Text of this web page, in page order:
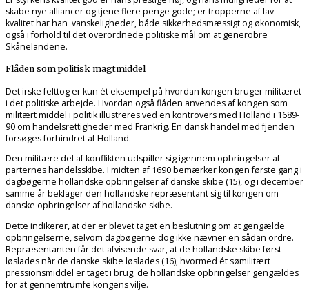
skabe nye alliancer og tjene flere penge gode; er tropperne af lav
kvalitet har han vanskeligheder, både sikkerhedsmæssigt og økonomisk,
også i forhold til det overordnede politiske mål om at generobre
Skånelandene.
Flåden som politisk magtmiddel
Det irske felttog er kun ét eksempel på hvordan kongen bruger militæret
i det politiske arbejde. Hvordan også flåden anvendes af kongen som
militært middel i politik illustreres ved en kontrovers med Holland i 1689-
90 om handelsrettigheder med Frankrig. En dansk handel med fjenden
forsøges forhindret af Holland.
Den militære del af konflikten udspiller sig igennem opbringelser af
parternes handelsskibe. I midten af 1690 bemærker kongen første gang i
dagbøgerne hollandske opbringelser af danske skibe (15), og i december
samme år beklager den hollandske repræsentant sig til kongen om
danske opbringelser af hollandske skibe.
Dette indikerer, at der er blevet taget en beslutning om at gengælde
opbringelserne, selvom dagbøgerne dog ikke nævner en sådan ordre.
Repræsentanten får det afvisende svar, at de hollandske skibe først
løslades når de danske skibe løslades (16), hvormed ét sømilitært
pressionsmiddel er taget i brug; de hollandske opbringelser gengældes
for at gennemtrumfe kongens vilje.